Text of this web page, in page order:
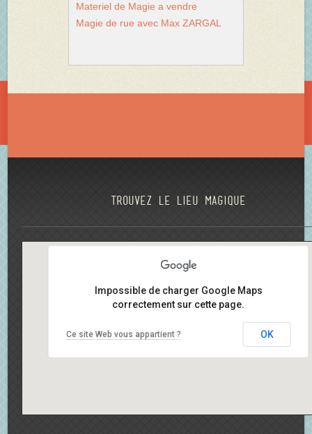
Materiel de Magie a vendre
Magie de rue avec Max ZARGAL
Trouvez le lieu magique
Impossible de charger Google Maps
correctement sur cette page.
Ce site Web vous appartient ? OK